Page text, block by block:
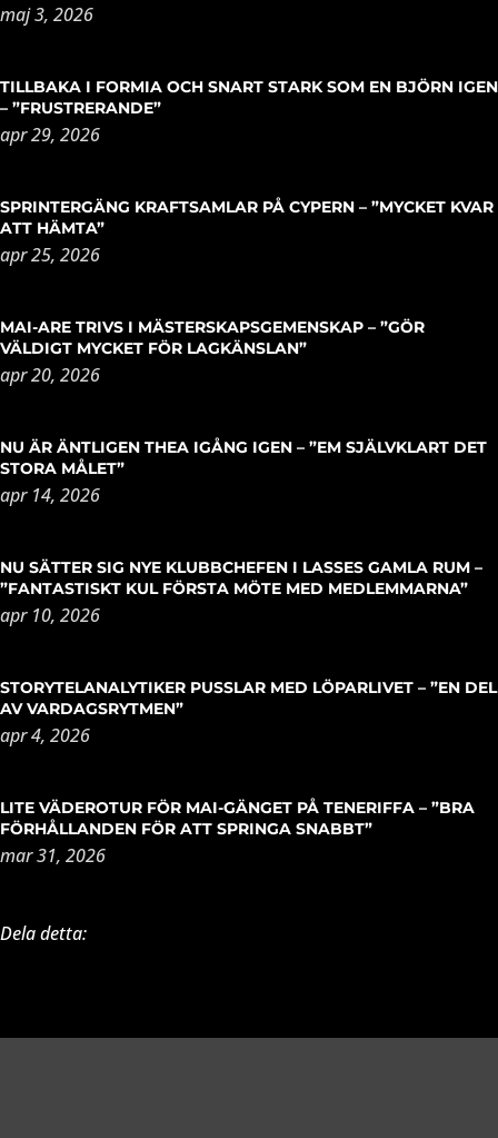
maj 3, 2026
TILLBAKA I FORMIA OCH SNART STARK SOM EN BJÖRN IGEN
– ”FRUSTRERANDE”
apr 29, 2026
SPRINTERGÄNG KRAFTSAMLAR PÅ CYPERN – ”MYCKET KVAR
ATT HÄMTA”
apr 25, 2026
MAI-ARE TRIVS I MÄSTERSKAPSGEMENSKAP – ”GÖR
VÄLDIGT MYCKET FÖR LAGKÄNSLAN”
apr 20, 2026
NU ÄR ÄNTLIGEN THEA IGÅNG IGEN – ”EM SJÄLVKLART DET
STORA MÅLET”
apr 14, 2026
NU SÄTTER SIG NYE KLUBBCHEFEN I LASSES GAMLA RUM –
”FANTASTISKT KUL FÖRSTA MÖTE MED MEDLEMMARNA”
apr 10, 2026
STORYTELANALYTIKER PUSSLAR MED LÖPARLIVET – ”EN DEL
AV VARDAGSRYTMEN”
apr 4, 2026
LITE VÄDEROTUR FÖR MAI-GÄNGET PÅ TENERIFFA – ”BRA
FÖRHÅLLANDEN FÖR ATT SPRINGA SNABBT”
mar 31, 2026
Dela detta: